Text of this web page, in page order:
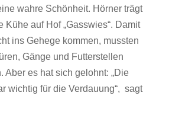
wahre Schönheit. Hörner trägt
Kühe auf Hof „Gasswies“. Damit
ins Gehege kommen, mussten
Gänge und Futterstellen
Aber es hat sich gelohnt: „Die
wichtig für die Verdauung“, sagt